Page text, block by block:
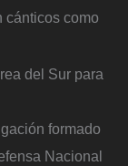
cánticos como
del Sur para
formado
Nacional